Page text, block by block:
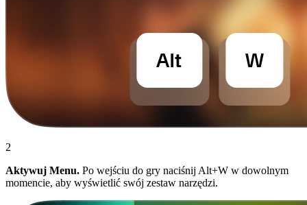
2
Aktywuj Menu. Po wejściu do gry naciśnij Alt+W w dowolnym
momencie, aby wyświetlić swój zestaw narzędzi.